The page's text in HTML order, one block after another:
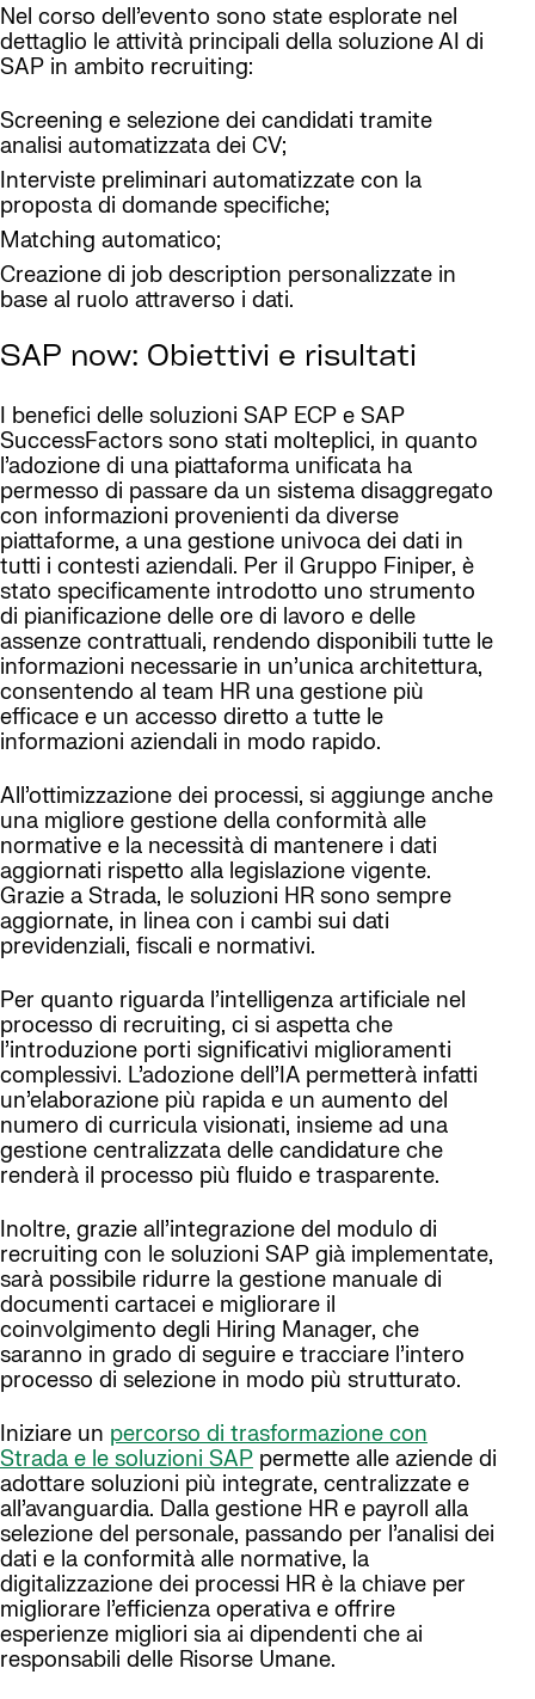
Nel corso dell’evento sono state esplorate nel
dettaglio le attività principali della soluzione AI di
SAP in ambito recruiting:
Screening e selezione dei candidati tramite
analisi automatizzata dei CV;
Interviste preliminari automatizzate con la
proposta di domande specifiche;
Matching automatico;
Creazione di job description personalizzate in
base al ruolo attraverso i dati.
SAP now: Obiettivi e risultati
I benefici delle soluzioni SAP ECP e SAP
SuccessFactors sono stati molteplici, in quanto
l’adozione di una piattaforma unificata ha
permesso di passare da un sistema disaggregato
con informazioni provenienti da diverse
piattaforme, a una gestione univoca dei dati in
tutti i contesti aziendali. Per il Gruppo Finiper, è
stato specificamente introdotto uno strumento
di pianificazione delle ore di lavoro e delle
assenze contrattuali, rendendo disponibili tutte le
informazioni necessarie in un’unica architettura,
consentendo al team HR una gestione più
efficace e un accesso diretto a tutte le
informazioni aziendali in modo rapido.
All’ottimizzazione dei processi, si aggiunge anche
una migliore gestione della conformità alle
normative e la necessità di mantenere i dati
aggiornati rispetto alla legislazione vigente.
Grazie a Strada, le soluzioni HR sono sempre
aggiornate, in linea con i cambi sui dati
previdenziali, fiscali e normativi.
Per quanto riguarda l’intelligenza artificiale nel
processo di recruiting, ci si aspetta che
l’introduzione porti significativi miglioramenti
complessivi. L’adozione dell’IA permetterà infatti
un’elaborazione più rapida e un aumento del
numero di curricula visionati, insieme ad una
gestione centralizzata delle candidature che
renderà il processo più fluido e trasparente.
Inoltre, grazie all’integrazione del modulo di
recruiting con le soluzioni SAP già implementate,
sarà possibile ridurre la gestione manuale di
documenti cartacei e migliorare il
coinvolgimento degli Hiring Manager, che
saranno in grado di seguire e tracciare l’intero
processo di selezione in modo più strutturato.
Iniziare un percorso di trasformazione con
Strada e le soluzioni SAP permette alle aziende di
adottare soluzioni più integrate, centralizzate e
all’avanguardia. Dalla gestione HR e payroll alla
selezione del personale, passando per l’analisi dei
dati e la conformità alle normative, la
digitalizzazione dei processi HR è la chiave per
migliorare l’efficienza operativa e offrire
esperienze migliori sia ai dipendenti che ai
responsabili delle Risorse Umane.